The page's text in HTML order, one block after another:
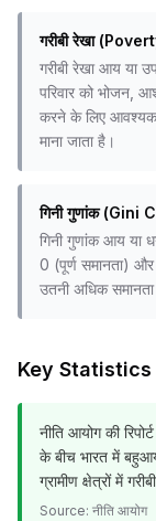
गरीबी रेखा
गरीबी रेखा आय या
परिवार को भोजन,
करने के लिए आवश्यक
माना जाता है।
गिनी गुणांक
गिनी गुणांक आय या
0 (पूर्ण समानता)
उतनी अधिक
Key Statistics
नीति आयोग की
के बीच भारत में
ग्रामीण क्षेत्रों में
Source: नीति आयोग